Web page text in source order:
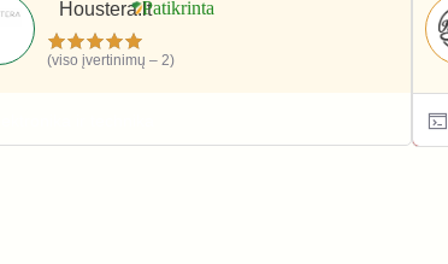
Houstera.lt
(viso įvertinimų – 2)